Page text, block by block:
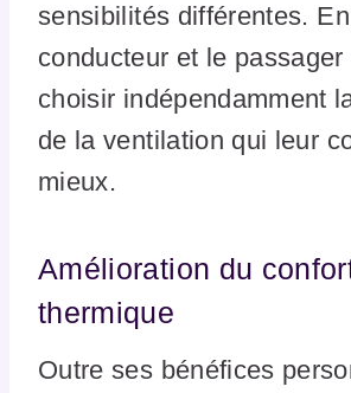
sensibilités différentes.
conducteur et le passager
choisir indépendamment
de la ventilation qui leur
mieux.
Amélioration du
thermique
Outre ses bénéfices